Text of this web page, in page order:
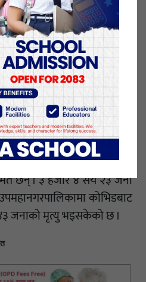
थप गर्ने निर्णय गरेको
बढी देखिएकाले यो निर्णय गरेका
तथा वडा १ का अध्यक्ष प्रमोद
घरकै आइसोलेसनमा छन्, त्यसैले
सजिलो हुन्छ ।’
प्रत्यक्ष निगरानीमा बाल
सञ्चालन गर्ने निर्णयसमेत
।
चन्दका अनुसार जिल्लामा १०
छन् । ३ हजार ४ सय २३ जना
कोभिडबाट
जनाको मृत्यु भइसकेको छ ।